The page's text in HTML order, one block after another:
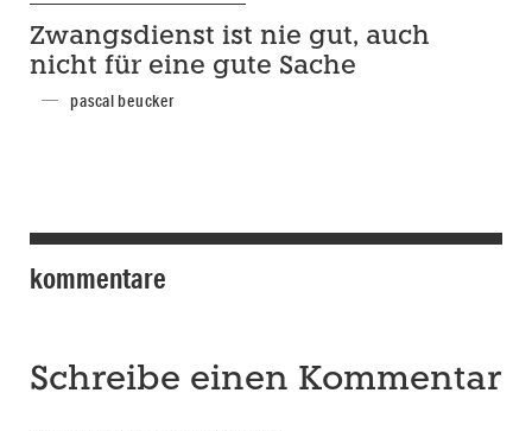
Zwangsdienst ist nie gut, auch
nicht für eine gute Sache
pascal beucker
kommentare
Schreibe einen Kommentar